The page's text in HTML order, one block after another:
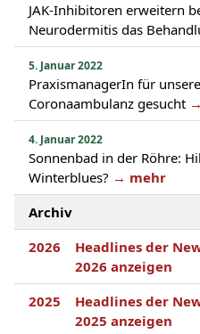
JAK-Inhibitoren erweitern
Neurodermitis das
5. Januar 2022
PraxismanagerIn für
Coronaambulanz gesucht
4. Januar 2022
Sonnenbad in der Röhre:
Winterblues? → mehr
Archiv
2026
Headlines der
2026 anzeigen
2025
Headlines der
2025 anzeigen